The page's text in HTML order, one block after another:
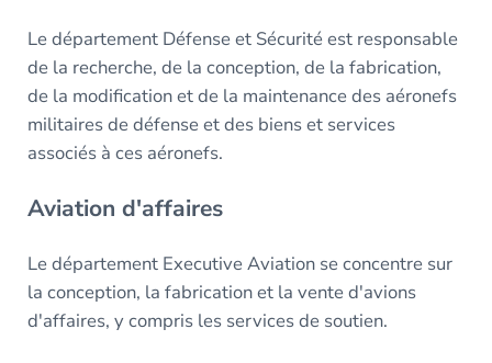
Le département Défense et Sécurité est responsable
de la recherche, de la conception, de la fabrication,
de la modification et de la maintenance des aéronefs
militaires de défense et des biens et services
associés à ces aéronefs.
Aviation d'affaires
Le département Executive Aviation se concentre sur
la conception, la fabrication et la vente d'avions
d'affaires, y compris les services de soutien.